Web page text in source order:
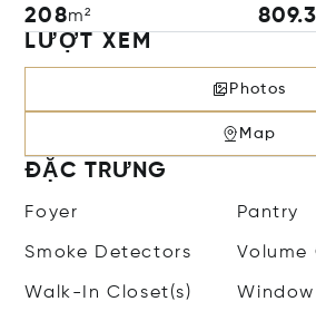
208m²
LƯỢT XEM
Photos
Map
ĐẶC TRƯNG
Foyer Pantry
Smoke Detectors Volume
Walk-In Closet(s)